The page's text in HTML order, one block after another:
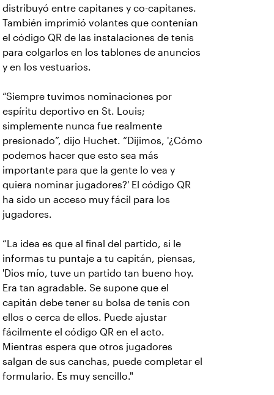
distribuyó entre capitanes y co-capitanes.
También imprimió volantes que contenían
el código QR de las instalaciones de tenis
para colgarlos en los tablones de anuncios
y en los vestuarios.
“Siempre tuvimos nominaciones por
espíritu deportivo en St. Louis;
simplemente nunca fue realmente
presionado”, dijo Huchet. “Dijimos, '¿Cómo
podemos hacer que esto sea más
importante para que la gente lo vea y
quiera nominar jugadores?' El código QR
ha sido un acceso muy fácil para los
jugadores.
“La idea es que al final del partido, si le
informas tu puntaje a tu capitán, piensas,
'Dios mío, tuve un partido tan bueno hoy.
Era tan agradable. Se supone que el
capitán debe tener su bolsa de tenis con
ellos o cerca de ellos. Puede ajustar
fácilmente el código QR en el acto.
Mientras espera que otros jugadores
salgan de sus canchas, puede completar el
formulario. Es muy sencillo."